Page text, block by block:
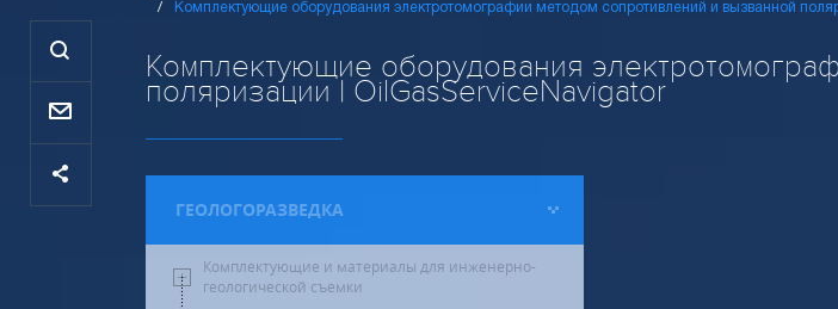
Комплектующие оборудования электротомографии методом сопротивлений и вызванной
Комплектующие оборудования
поляризации | OilGasServiceNavigator
ГЕОЛОГОРАЗВЕДКА
Комплектующие и материалы для инженерно-
геологической съемки